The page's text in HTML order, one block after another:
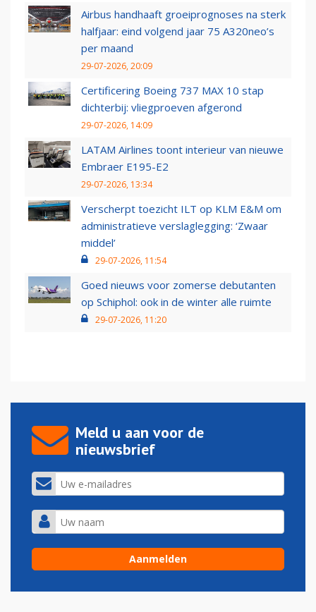
Airbus handhaaft groeiprognoses na sterk
halfjaar: eind volgend jaar 75 A320neo’s
per maand
29-07-2026, 20:09
Certificering Boeing 737 MAX 10 stap
dichterbij: vliegproeven afgerond
29-07-2026, 14:09
LATAM Airlines toont interieur van nieuwe
Embraer E195-E2
29-07-2026, 13:34
Verscherpt toezicht ILT op KLM E&M om
administratieve verslaglegging: ‘Zwaar
middel’
29-07-2026, 11:54
Goed nieuws voor zomerse debutanten
op Schiphol: ook in de winter alle ruimte
29-07-2026, 11:20
Meld u aan voor de
nieuwsbrief